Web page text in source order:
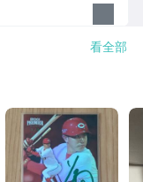
看全部